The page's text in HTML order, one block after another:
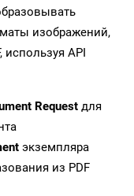
изображений,
используя API
Request для
экземпляра
из PDF